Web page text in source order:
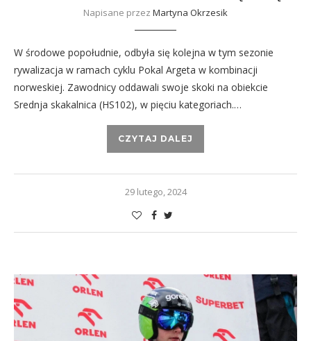
Napisane przez Martyna Okrzesik
W środowe popołudnie, odbyła się kolejna w tym sezonie
rywalizacja w ramach cyklu Pokal Argeta w kombinacji
norweskiej. Zawodnicy oddawali swoje skoki na obiekcie
Srednja skakalnica (HS102), w pięciu kategoriach.…
CZYTAJ DALEJ
29 lutego, 2024